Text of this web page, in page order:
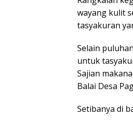
wayang kulit
tasyakuran
Selain
untuk
Sajian
Balai Desa
Setibanya di